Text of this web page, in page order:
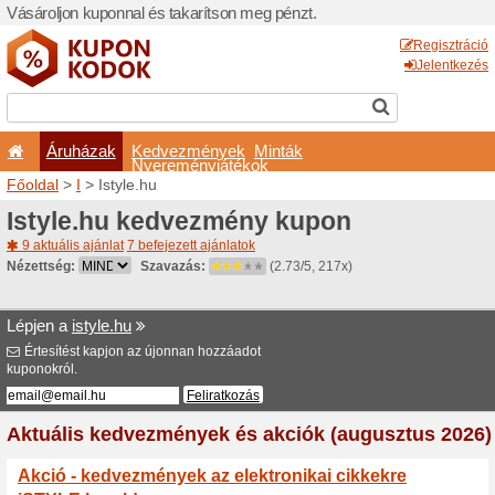
Vásároljon kuponnal és
Áruházak
Főoldal>I> Istyle.hu